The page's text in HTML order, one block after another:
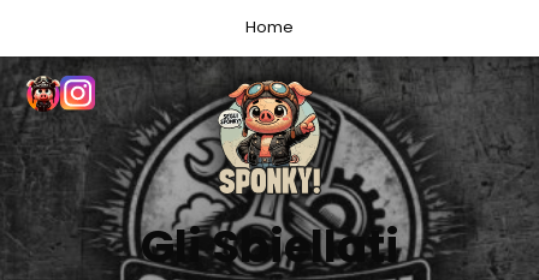
Home
Gli Sbiellati